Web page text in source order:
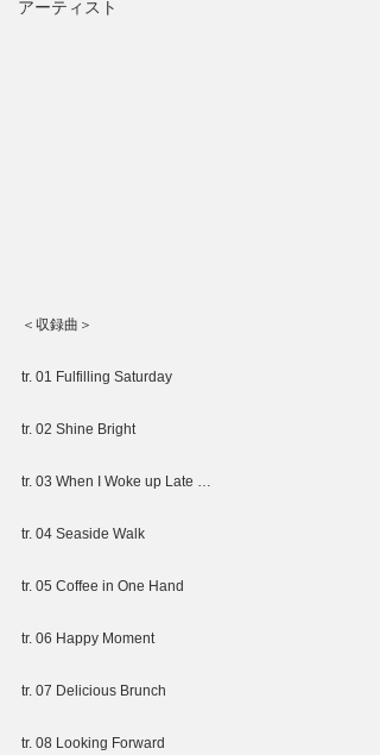
アーティスト
＜収録曲＞
tr. 01 Fulfilling Saturday
tr. 02 Shine Bright
tr. 03 When I Woke up Late …
tr. 04 Seaside Walk
tr. 05 Coffee in One Hand
tr. 06 Happy Moment
tr. 07 Delicious Brunch
tr. 08 Looking Forward